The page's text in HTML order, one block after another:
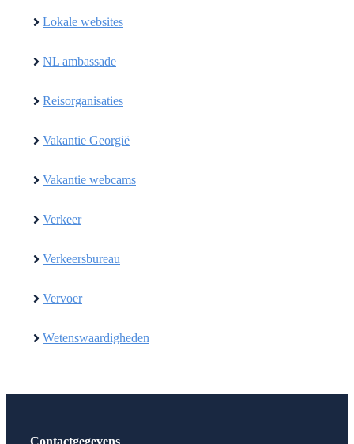
Lokale websites
NL ambassade
Reisorganisaties
Vakantie Georgië
Vakantie webcams
Verkeer
Verkeersbureau
Vervoer
Wetenswaardigheden